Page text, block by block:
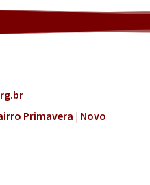
Primavera | Novo